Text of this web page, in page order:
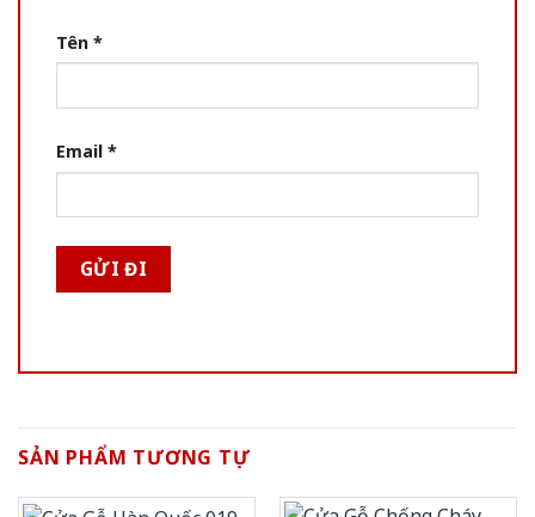
Tên *
Email *
SẢN PHẨM TƯƠNG TỰ